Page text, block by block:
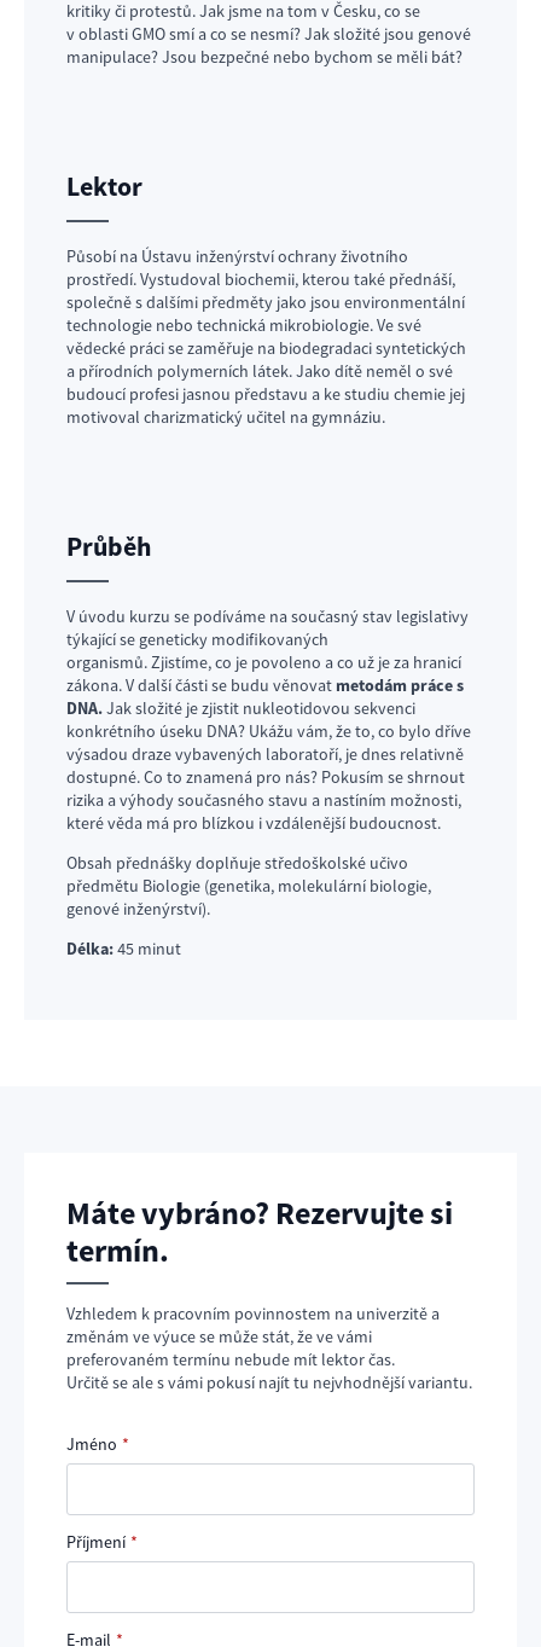
kritiky či protestů. Jak jsme na tom v Česku, co se
v oblasti GMO smí a co se nesmí? Jak složité jsou genové
manipulace? Jsou bezpečné nebo bychom se měli bát?
Lektor
Působí na Ústavu inženýrství ochrany životního
prostředí. Vystudoval biochemii, kterou také přednáší,
společně s dalšími předměty jako jsou environmentální
technologie nebo technická mikrobiologie. Ve své
vědecké práci se zaměřuje na biodegradaci syntetických
a přírodních polymerních látek. Jako dítě neměl o své
budoucí profesi jasnou představu a ke studiu chemie jej
motivoval charizmatický učitel na gymnáziu.
Průběh
V úvodu kurzu se podíváme na současný stav legislativy
týkající se geneticky modifikovaných
organismů. Zjistíme, co je povoleno a co už je za hranicí
zákona. V další části se budu věnovat metodám práce s
DNA.Jak složité je zjistit nukleotidovou sekvenci
konkrétního úseku DNA? Ukážu vám, že to, co bylo dříve
výsadou draze vybavených laboratoří, je dnes relativně
dostupné. Co to znamená pro nás? Pokusím se shrnout
rizika a výhody současného stavu a nastíním možnosti,
které věda má pro blízkou i vzdálenější budoucnost.
Obsah přednášky doplňuje středoškolské učivo
předmětu Biologie (genetika, molekulární biologie,
genové inženýrství).
Délka:45 minut
Máte vybráno? Rezervujte si
termín.
Vzhledem k pracovním povinnostem na univerzitě a
změnám ve výuce se může stát, že ve vámi
preferovaném termínu nebude mít lektor čas.
Určitě se ale s vámi pokusí najít tu nejvhodnější variantu.
Jméno *
Příjmení *
E-mail *